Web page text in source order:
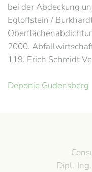
bei der Abdeckung
Egloffstein /
2000.
119. Erich Schmidt
Deponie Gudensberg
Dipl.-